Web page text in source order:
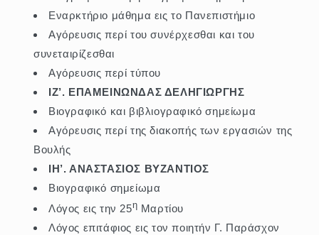
Εναρκτήριο μάθημα εις το Πανεπιστήμιο
Αγόρευσις περί του συνέρχεσθαι και του
συνεταιρίζεσθαι
Αγόρευσις περί τύπου
ΙΖ’. ΕΠΑΜΕΙΝΩΝΔΑΣ ΔΕΛΗΓΙΩΡΓΗΣ
Βιογραφικό και βιβλιογραφικό σημείωμα
Αγόρευσις περί της διακοπής των εργασιών της
Βουλής
ΙΗ’. ΑΝΑΣΤΑΣΙΟΣ ΒΥΖΑΝΤΙΟΣ
Βιογραφικό σημείωμα
Λόγος εις την 25η Μαρτίου
Λόγος επιτάφιος εις τον ποιητήν Γ. Παράσχον